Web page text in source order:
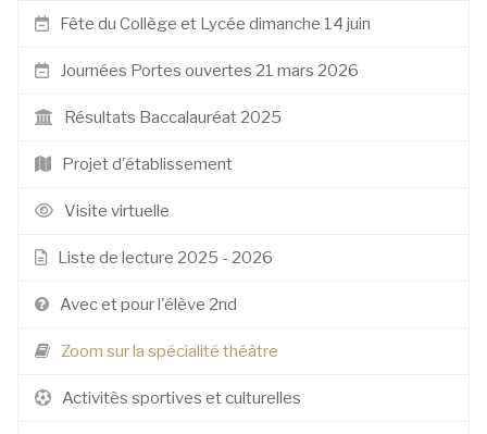
Fête du Collège et Lycée dimanche 14 juin
Journées Portes ouvertes 21 mars 2026
Résultats Baccalauréat 2025
Projet d'établissement
Visite virtuelle
Liste de lecture 2025 - 2026
Avec et pour l'élève 2nd
Zoom sur la spécialité théâtre
Activitès sportives et culturelles